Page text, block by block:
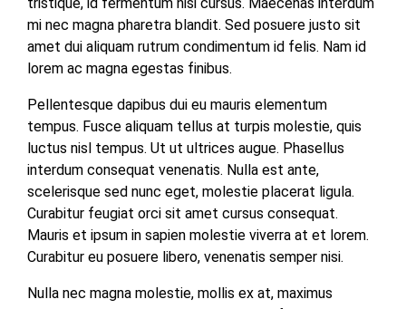
mi nec magna pharetra blandit. Sed posuere justo sit
amet dui aliquam rutrum condimentum id felis. Nam id
lorem ac magna egestas finibus.
Pellentesque dapibus dui eu mauris elementum
tempus. Fusce aliquam tellus at turpis molestie, quis
luctus nisl tempus. Ut ut ultrices augue. Phasellus
interdum consequat venenatis. Nulla est ante,
scelerisque sed nunc eget, molestie placerat ligula.
Curabitur feugiat orci sit amet cursus consequat.
Mauris et ipsum in sapien molestie viverra at et lorem.
Curabitur eu posuere libero, venenatis semper nisi.
Nulla nec magna molestie, mollis ex at, maximus